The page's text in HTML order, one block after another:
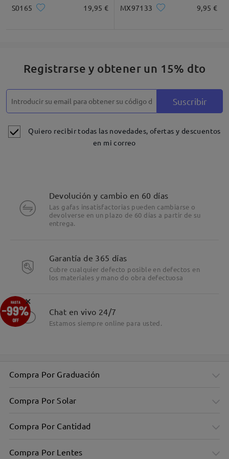
Detalles
S0165 19,95 € MX97133 9,95 €
Registrarse y obtener un 15% dto
Suscribir
Quiero recibir todas las novedades, ofertas y descuentos
en mi correo
Devolución y cambio en 60 días
Las gafas insatisfactorias pueden cambiarse o
devolverse en un plazo de 60 días a partir de su
entrega.
Garantía de 365 días
Cubre cualquier defecto posible en defectos en
los materiales y mano do obra defectuosa
Chat en vivo 24/7
Estamos siempre online para usted.
Compra Por Graduación
Compra Por Solar
Compra Por Cantidad
Compra Por Lentes
×